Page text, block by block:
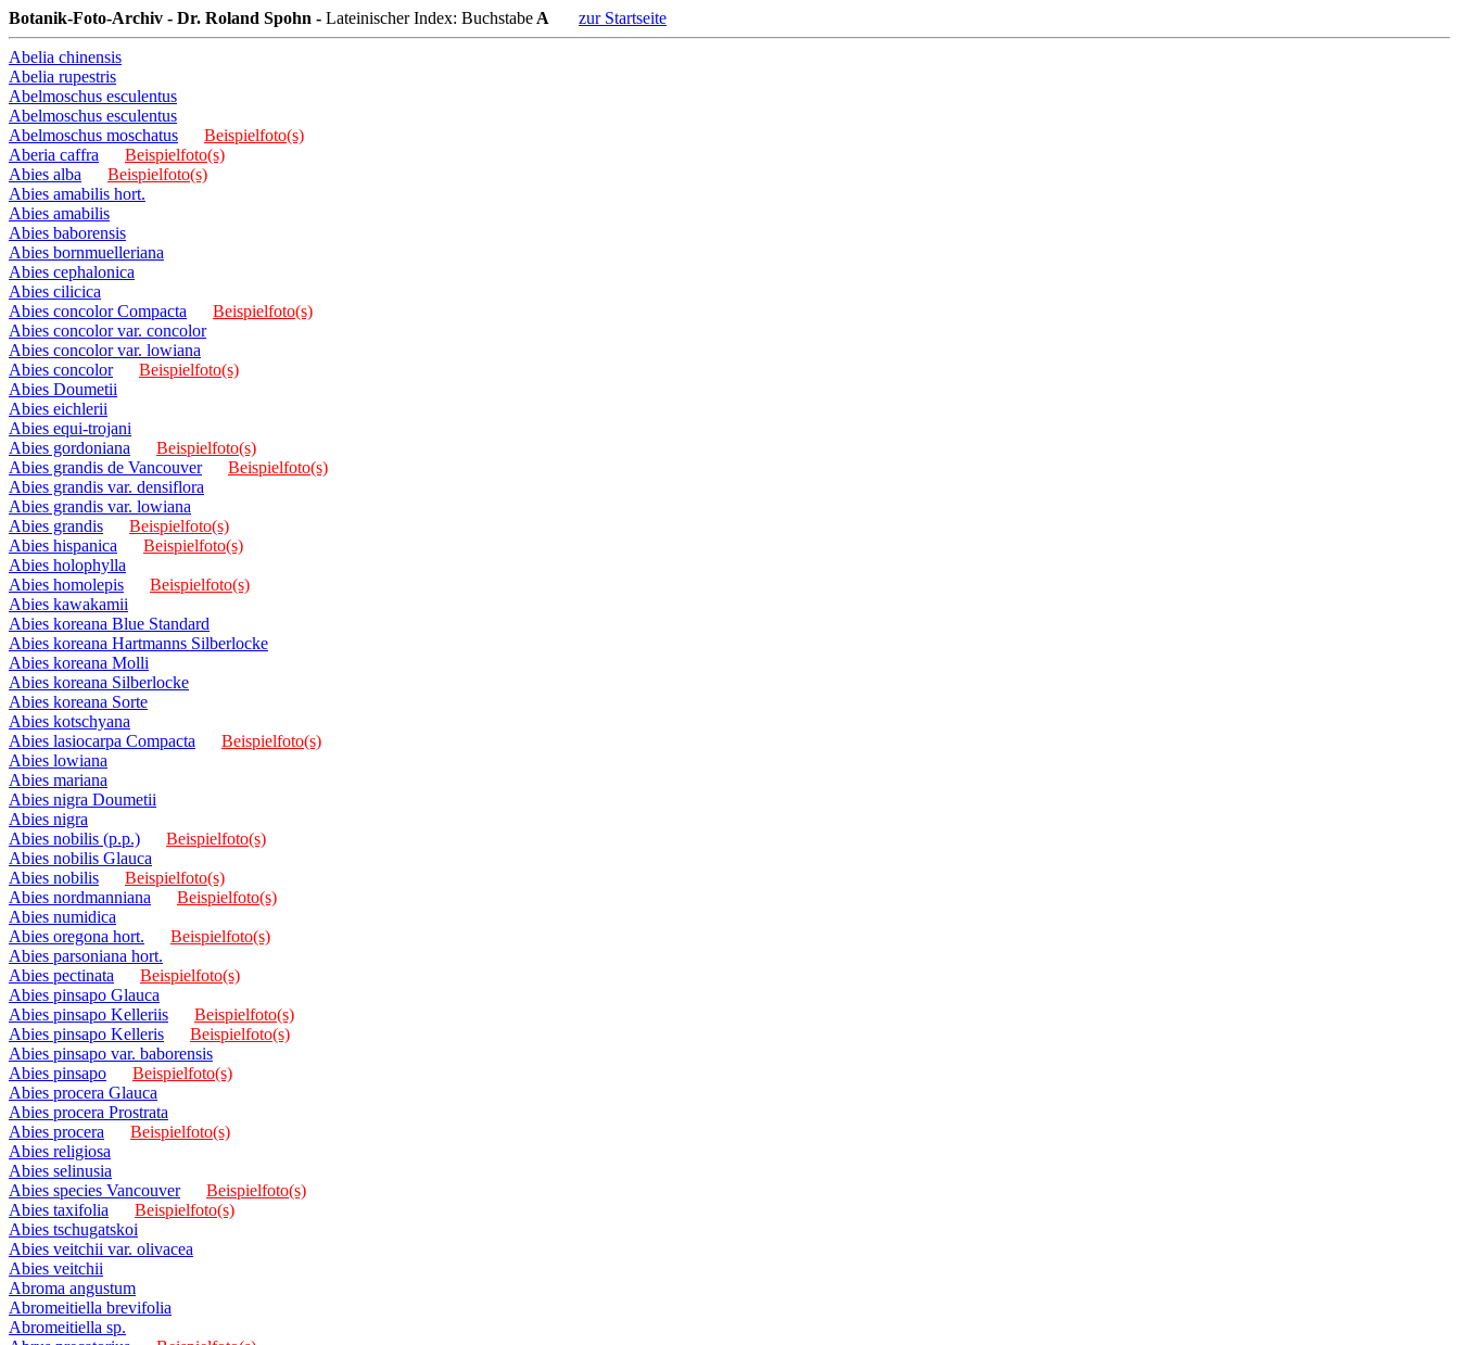
Botanik-Foto-Archiv - Dr. Roland Spohn - Lateinischer Index: Buchstabe A zur Startseite
Abelia chinensis
Abelia rupestris
Abelmoschus esculentus
Abelmoschus esculentus
Abelmoschus moschatus
Beispielfoto(s)
Aberia caffra
Beispielfoto(s)
Abies alba
Beispielfoto(s)
Abies amabilis hort.
Abies amabilis
Abies baborensis
Abies bornmuelleriana
Abies cephalonica
Abies cilicica
Abies concolor Compacta
Beispielfoto(s)
Abies concolor var. concolor
Abies concolor var. lowiana
Abies concolor
Beispielfoto(s)
Abies Doumetii
Abies eichlerii
Abies equi-trojani
Abies gordoniana
Beispielfoto(s)
Abies grandis de Vancouver
Beispielfoto(s)
Abies grandis var. densiflora
Abies grandis var. lowiana
Abies grandis
Beispielfoto(s)
Abies hispanica
Beispielfoto(s)
Abies holophylla
Abies homolepis
Beispielfoto(s)
Abies kawakamii
Abies koreana Blue Standard
Abies koreana Hartmanns Silberlocke
Abies koreana Molli
Abies koreana Silberlocke
Abies koreana Sorte
Abies kotschyana
Abies lasiocarpa Compacta
Beispielfoto(s)
Abies lowiana
Abies mariana
Abies nigra Doumetii
Abies nigra
Abies nobilis (p.p.)
Beispielfoto(s)
Abies nobilis Glauca
Abies nobilis
Beispielfoto(s)
Abies nordmanniana
Beispielfoto(s)
Abies numidica
Abies oregona hort.
Beispielfoto(s)
Abies parsoniana hort.
Abies pectinata
Beispielfoto(s)
Abies pinsapo Glauca
Abies pinsapo Kelleriis
Beispielfoto(s)
Abies pinsapo Kelleris
Beispielfoto(s)
Abies pinsapo var. baborensis
Abies pinsapo
Beispielfoto(s)
Abies procera Glauca
Abies procera Prostrata
Abies procera
Beispielfoto(s)
Abies religiosa
Abies selinusia
Abies species Vancouver
Beispielfoto(s)
Abies taxifolia
Beispielfoto(s)
Abies tschugatskoi
Abies veitchii var. olivacea
Abies veitchii
Abroma angustum
Abromeitiella brevifolia
Abromeitiella sp.